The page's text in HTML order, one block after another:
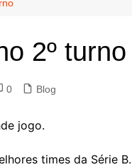
2º turno
0 Blog
jogo.
times da Série B.